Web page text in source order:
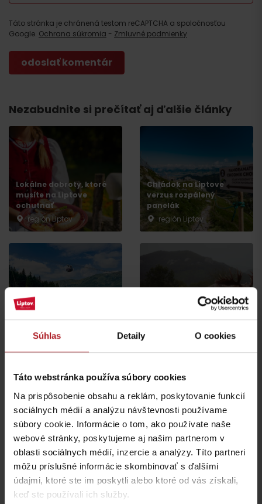
Súhlas Detaily O cookies
Táto webstránka používa súbory cookies
Na prispôsobenie obsahu a reklám, poskytovanie funkcií
sociálnych médií a analýzu návštevnosti používame
súbory cookie. Informácie o tom, ako používate naše
webové stránky, poskytujeme aj našim partnerom v
oblasti sociálnych médií, inzercie a analýzy. Títo partneri
môžu príslušné informácie skombinovať s ďalšími
údajmi, ktoré ste im poskytli alebo ktoré od vás získali,
keď ste používali ich služby.
Táto stránka je chránená testom reCAPTCHA a spoločnosťou
Google. Ochrana súkromia - Zmluvné podmienky
Nezabudnite si prečítať aj ďalšie články
Lokálne dobroty, ktoré
musíte na Liptove
ochutnať
región Liptov
Chládok na Liptove
verzus rozpálený
panelák
región Liptov
Leto v Demänovskej
doline: Miesto, kde sa
zabavia deti a oddýchnu
si aj rodičia
Jasná
Na Liptove pribudla
nová atrakcia, medzi
stromami vyrástli
monumentálne zvieratá
Iné lokality
Nová výstava Sanctus
Nicolaus 1286 v
Liptovskom Mikuláši vás
prenesie do stredoveku
Liptovský Mikuláš
Najkrajšie rodinné
prechádzky na Liptove
do dvoch hodín
región Liptov
všetky články
Príchod